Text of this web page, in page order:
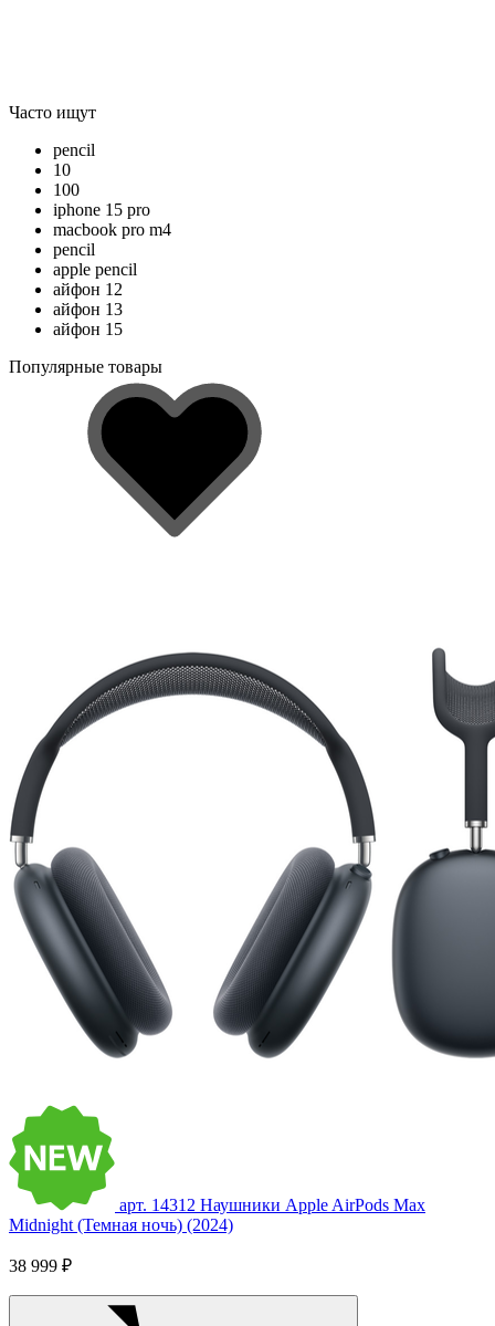
Часто ищут
pencil
10
100
iphone 15 pro
macbook pro m4
pencil
apple pencil
айфон 12
айфон 13
айфон 15
Популярные товары
арт. 14312 Наушники Apple AirPods Max
Midnight (Темная ночь) (2024)
38 999 ₽